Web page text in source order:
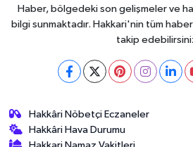
Haber, bölgedeki son gelişmeler ve
bilgi sunmaktadır. Hakkari'nin tüm
takip
Hakkâri Nöbetçi Eczaneler
Hakkâri Hava Durumu